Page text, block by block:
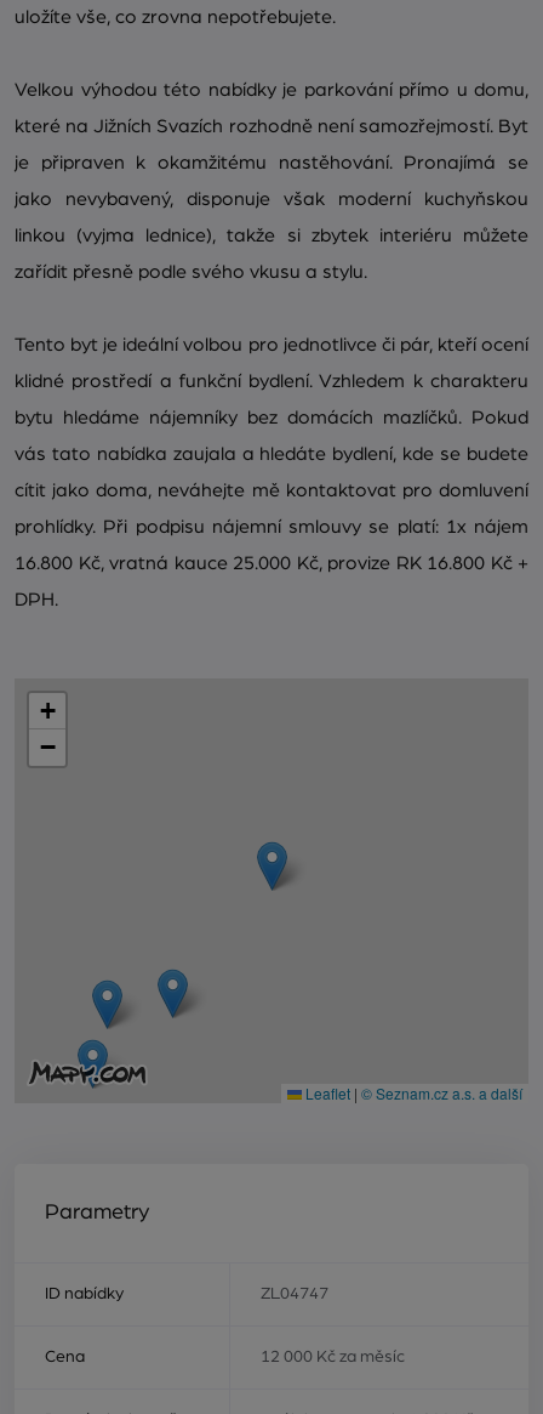
uložíte vše, co zrovna nepotřebujete.
Velkou výhodou této nabídky je parkování přímo u domu,
které na Jižních Svazích rozhodně není samozřejmostí. Byt
je připraven k okamžitému nastěhování. Pronajímá se
jako nevybavený, disponuje však moderní kuchyňskou
linkou (vyjma lednice), takže si zbytek interiéru můžete
zařídit přesně podle svého vkusu a stylu.
Tento byt je ideální volbou pro jednotlivce či pár, kteří ocení
klidné prostředí a funkční bydlení. Vzhledem k charakteru
bytu hledáme nájemníky bez domácích mazlíčků. Pokud
vás tato nabídka zaujala a hledáte bydlení, kde se budete
cítit jako doma, neváhejte mě kontaktovat pro domluvení
prohlídky. Při podpisu nájemní smlouvy se platí: 1x nájem
16.800 Kč, vratná kauce 25.000 Kč, provize RK 16.800 Kč +
DPH.
+
−
Leaflet | © Seznam.cz a.s. a další
Parametry
ID nabídky ZL04747
Cena 12 000 Kč za měsíc